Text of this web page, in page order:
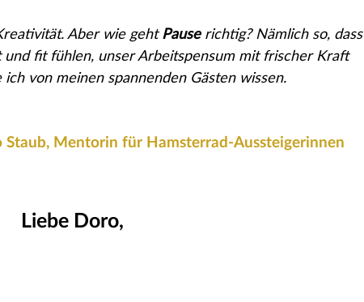
Aber wie geht Pause richtig? Nämlich so, dass
und fit fühlen, unser Arbeitspensum mit frischer Kraft
ich von meinen spannenden Gästen wissen.
Mentorin für Hamsterrad-Aussteigerinnen
Liebe Doro,